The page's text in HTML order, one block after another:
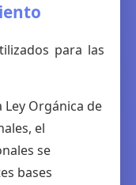
para las
Orgánica de
el
se
bases